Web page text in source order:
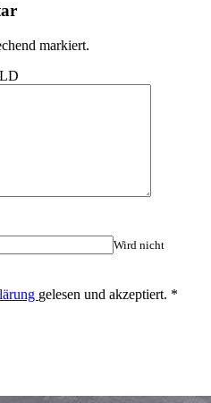
markiert.
Wird nicht
gelesen und akzeptiert. *